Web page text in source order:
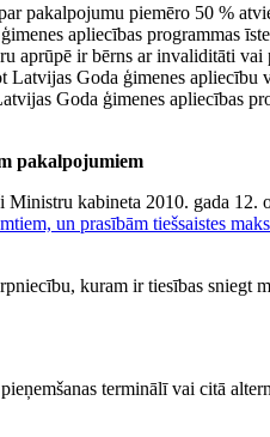
pakalpojumu piemēro 50 %
apliecības programmas
aprūpē ir bērns ar invaliditāti
Goda ģimenes apliecību
Goda ģimenes apliecības
pakalpojumiem
Ministru kabineta 2010. gada
un prasībām tiešsaistes
kuram ir tiesības sniegt
terminālī vai citā